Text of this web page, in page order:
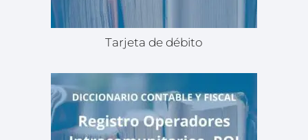
Tarjeta de débito